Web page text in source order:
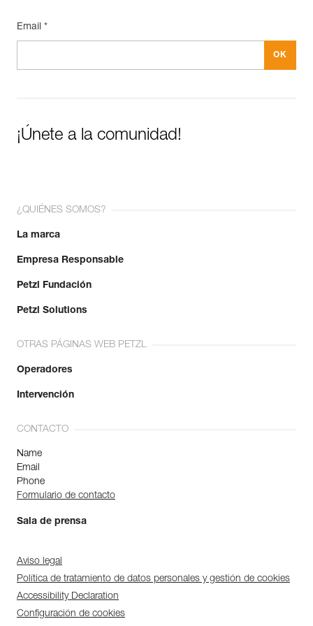
Consulte el historial de un producto desde su fecha de
fabricación.
Email *
¡Únete a la comunidad!
¿QUIÉNES SOMOS?
La marca
Empresa Responsable
Petzl Fundación
Petzl Solutions
OTRAS PÁGINAS WEB PETZL
Operadores
Intervención
CONTACTO
Name
Email
Phone
Formulario de contacto
Sala de prensa
Aviso legal
Política de tratamiento de datos personales y gestión de cookies
Accessibility Declaration
Configuración de cookies